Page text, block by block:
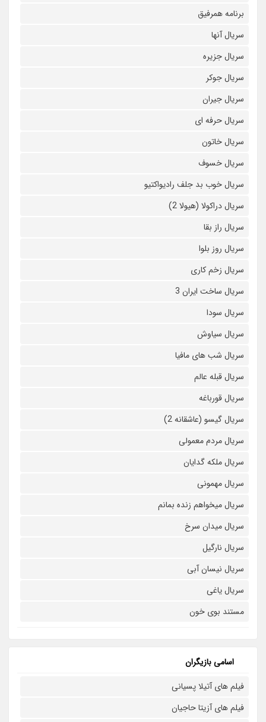
برنامه همرفیق
سریال آنها
سریال جزیره
سریال جوکر
سریال جیران
سریال حرفه ای
سریال خاتون
سریال خسوف
سریال خوب بد جلف رادیواکتیو
سریال دراکولا (هیولا 2)
سریال راز بقا
سریال روز بلوا
سریال زخم کاری
سریال ساخت ایران 3
سریال سودا
سریال سیاوش
سریال شب های مافیا
سریال قبله عالم
سریال قورباغه
سریال گیسو (عاشقانه 2)
سریال مردم معمولی
سریال ملکه گدایان
سریال مهمونی
سریال میخواهم زنده بمانم
سریال میدان سرخ
سریال نارگیل
سریال نیسان آبی
سریال یاغی
مستند بوی خون
اسامی بازیگران
فیلم های آتیلا پسیانی
فیلم های آزیتا حاجیان